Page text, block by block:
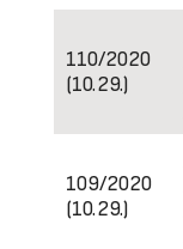
110/2020
(10.29.)
109/2020
(10.29.)